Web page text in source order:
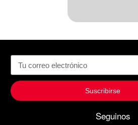
Suscribirse
Seguinos